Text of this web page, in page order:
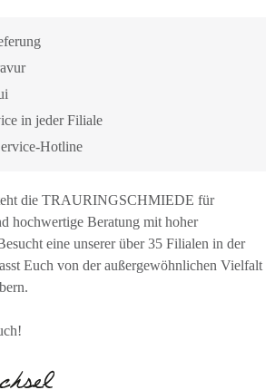
in jeder Filiale
Hotline
die TRAURINGSCHMIEDE für
hochwertige Beratung mit hoher
eine unserer über 35 Filialen in der
Euch von der außergewöhnlichen Vielfalt